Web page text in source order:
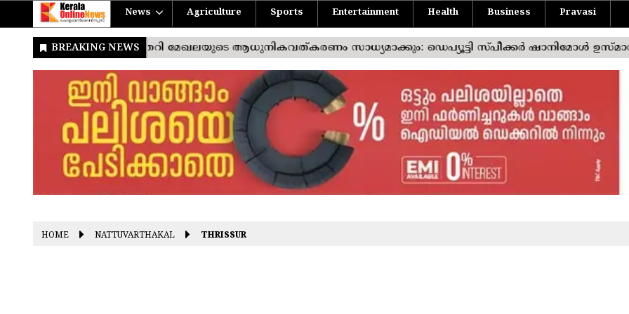
News Agriculture Sports Entertainment Health Business Pravasi
HOME NATTUVARTHAKAL THRISSUR